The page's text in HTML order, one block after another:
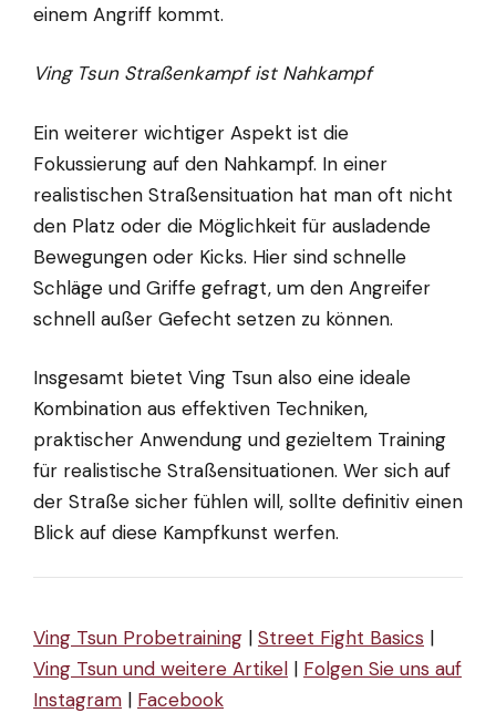
einem Angriff kommt.
Ving Tsun Straßenkampf ist Nahkampf
Ein weiterer wichtiger Aspekt ist die
Fokussierung auf den Nahkampf. In einer
realistischen Straßensituation hat man oft nicht
den Platz oder die Möglichkeit für ausladende
Bewegungen oder Kicks. Hier sind schnelle
Schläge und Griffe gefragt, um den Angreifer
schnell außer Gefecht setzen zu können.
Insgesamt bietet Ving Tsun also eine ideale
Kombination aus effektiven Techniken,
praktischer Anwendung und gezieltem Training
für realistische Straßensituationen. Wer sich auf
der Straße sicher fühlen will, sollte definitiv einen
Blick auf diese Kampfkunst werfen.
Ving Tsun Probetraining | Street Fight Basics |
Ving Tsun und weitere Artikel | Folgen Sie uns auf
Instagram | Facebook